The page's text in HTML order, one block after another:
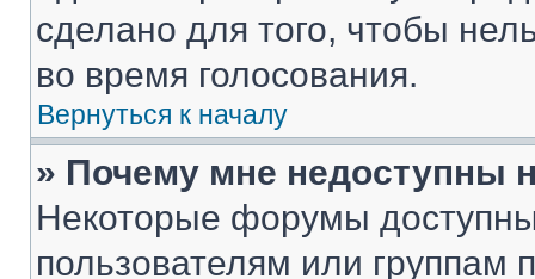
сделано для того, чтобы
во время голосования.
Вернуться к началу
» Почему мне недоступны
Некоторые форумы
пользователям или группам